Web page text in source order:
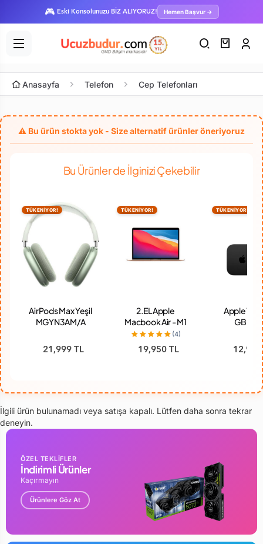
🎮 Eski Konsolunuzu BİZ ALIYORUZ! Hemen Başvur →
Anasayfa Telefon Cep Telefonları
Bu Ürünler de İlginizi Çekebilir
TÜKENİYOR!
AirPods Max Yeşil
MGYN3AM/A
21,999 TL
TÜKENİYOR!
2.EL Apple
Macbook Air - M1
- 8 GB - 256 GB
SDD - Pil Devri
755 (3 Ay Garanti)
(4)
19,950 TL
TÜKENİYOR!
Apple TV
GB Wi-
12,950
İlgili ürün bulunamadı veya satışa kapalı. Lütfen daha sonra tekrar
deneyin.
ÖZEL TEKLİFLER
İndirimli Ürünler
Kaçırmayın
Ürünlere Göz At